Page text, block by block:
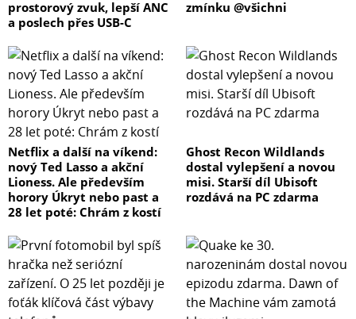
prostorový zvuk, lepší ANC
a poslech přes USB-C
zmínku @všichni
Netflix a další na víkend:
nový Ted Lasso a akční
Lioness. Ale především
horory Úkryt nebo past a
28 let poté: Chrám z kostí
Ghost Recon Wildlands
dostal vylepšení a novou
misi. Starší díl Ubisoft
rozdává na PC zdarma